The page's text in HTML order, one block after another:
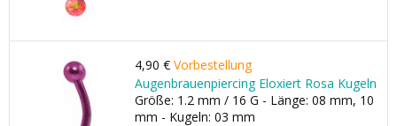
4,90 € Vorbestellung
Augenbrauenpiercing Eloxiert Rosa Kugeln
Größe: 1.2 mm / 16 G - Länge: 08 mm, 10
mm - Kugeln: 03 mm